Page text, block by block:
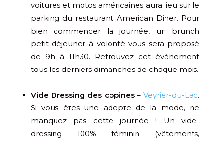
voitures et motos américaines aura lieu sur le
parking du restaurant American Diner. Pour
bien commencer la journée, un brunch
petit-déjeuner à volonté vous sera proposé
de 9h à 11h30. Retrouvez cet événement
tous les derniers dimanches de chaque mois.
Vide Dressing des copines–Veyrier-du-Lac.
Si vous êtes une adepte de la mode, ne
manquez pas cette journée ! Un vide-
dressing 100% féminin (vêtements,